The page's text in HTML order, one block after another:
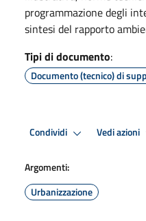
programmazione degli
sintesi del rapporto
Tipi di documento:
Documento (tecnico) di
Condividi Vedi azioni
Argomenti:
Urbanizzazione